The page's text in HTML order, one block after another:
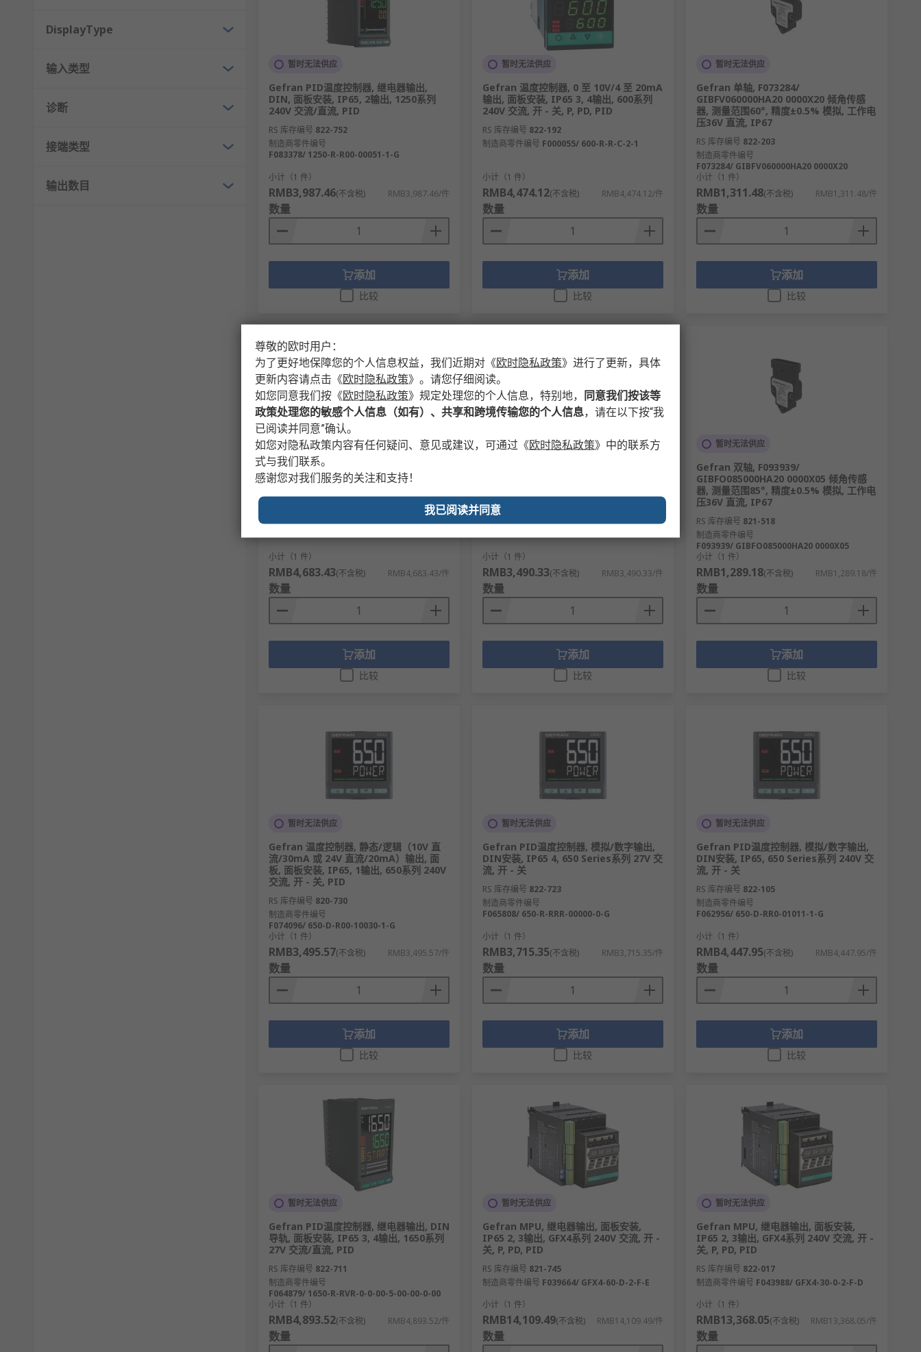
DisplayType
输入类型
诊断
接端类型
输出数目
暂时无法供应
Gefran PID温度控制器, 继电器输出,
DIN, 面板安装, IP65, 2输出, 1250系列
240V 交流/直流, PID
RS 库存编号 822-752
制造商零件编号
F083378/ 1250-R-R00-00051-1-G
小计（1 件）
RMB3,987.46(不含税) RMB3,987.46/件
数量
添加
比较
暂时无法供应
Gefran 温度控制器, 0 至 10V/4 至 20mA
输出, 面板安装, IP65 3, 4输出, 600系列
240V 交流, 开 - 关, P, PD, PID
RS 库存编号 822-192
制造商零件编号 F000055/ 600-R-R-C-2-1
小计（1 件）
RMB4,474.12(不含税) RMB4,474.12/件
数量
添加
比较
暂时无法供应
Gefran 单轴, F073284/
GIBFV060000HA20 0000X20 倾角传感
器, 测量范围60°, 精度±0.5% 模拟, 工作电
压36V 直流, IP67
RS 库存编号 822-203
制造商零件编号
F073284/ GIBFV060000HA20 0000X20
小计（1 件）
RMB1,311.48(不含税) RMB1,311.48/件
数量
添加
比较
暂时无法供应
Gefran PID温度控制器, 继电器输出,
DIN, 面板安装, IP65, 4输出, 1250系列
制造商零件编号
小计（1 件）
RMB4,683.43(不含税) RMB4,683.43/件
数量
添加
比较
暂时无法供应
RS 库存编号
制造商零件编号
小计（1 件）
RMB3,490.33(不含税) RMB3,490.33/件
数量
添加
比较
暂时无法供应
Gefran 双轴, F093939/
GIBFO085000HA20 0000X05 倾角传感
器, 测量范围85°, 精度±0.5% 模拟, 工作电
压36V 直流, IP67
RS 库存编号 821-518
制造商零件编号
F093939/ GIBFO085000HA20 0000X05
小计（1 件）
RMB1,289.18(不含税) RMB1,289.18/件
数量
添加
比较
暂时无法供应
Gefran 温度控制器, 静态/逻辑（10V 直
流/30mA 或 24V 直流/20mA）输出, 面
板, 面板安装, IP65, 1输出, 650系列 240V
交流, 开 - 关, PID
RS 库存编号 820-730
制造商零件编号
F074096/ 650-D-R00-10030-1-G
小计（1 件）
RMB3,495.57(不含税) RMB3,495.57/件
数量
添加
比较
暂时无法供应
Gefran PID温度控制器, 模拟/数字输出,
DIN安装, IP65 4, 650 Series系列 27V 交
流, 开 - 关
RS 库存编号 822-723
制造商零件编号
F065808/ 650-R-RRR-00000-0-G
小计（1 件）
RMB3,715.35(不含税) RMB3,715.35/件
数量
添加
比较
暂时无法供应
Gefran PID温度控制器, 模拟/数字输出,
DIN安装, IP65, 650 Series系列 240V 交
流, 开 - 关
RS 库存编号 822-105
制造商零件编号
F062956/ 650-D-RR0-01011-1-G
小计（1 件）
RMB4,447.95(不含税) RMB4,447.95/件
数量
添加
比较
暂时无法供应
Gefran PID温度控制器, 继电器输出, DIN
导轨, 面板安装, IP65 3, 4输出, 1650系列
27V 交流/直流, PID
RS 库存编号 822-711
制造商零件编号
F064879/ 1650-R-RVR-0-0-00-5-00-00-0-00
小计（1 件）
RMB4,893.52(不含税) RMB4,893.52/件
数量
暂时无法供应
Gefran MPU, 继电器输出, 面板安装,
IP65 2, 3输出, GFX4系列 240V 交流, 开 -
关, P, PD, PID
RS 库存编号 821-745
制造商零件编号 F039664/ GFX4-60-D-2-F-E
小计（1 件）
RMB14,109.49(不含税) RMB14,109.49/件
数量
暂时无法供应
Gefran MPU, 继电器输出, 面板安装,
IP65 2, 3输出, GFX4系列 240V 交流, 开 -
关, P, PD, PID
RS 库存编号 822-017
制造商零件编号 F043988/ GFX4-30-0-2-F-D
小计（1 件）
RMB13,368.05(不含税) RMB13,368.05/件
数量
尊敬的欧时用户：
为了更好地保障您的个人信息权益，我们近期对 《欧时隐私政策》 进行了更新，具体
更新内容请点击 《欧时隐私政策》 。请您仔细阅读。
如您同意我们按 《欧时隐私政策》 规定处理您的个人信息，特别地，
同意我们按该等
政策处理您的敏感个人信息（如有）、共享和跨境传输您的个人信息，请在以下按“我
已阅读并同意”确认。
如您对隐私政策内容有任何疑问、意见或建议，可通过 《欧时隐私政策》 中的联系方
式与我们联系。
感谢您对我们服务的关注和支持！
我已阅读并同意